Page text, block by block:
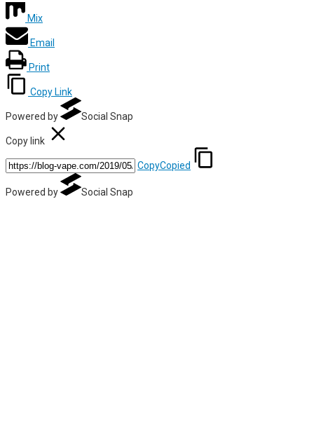
Mix
Email
Print
Copy Link
Powered by Social Snap
Copy link
CopyCopied
Powered by Social Snap